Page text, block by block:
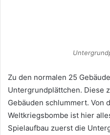
Zu den normalen 25
Untergrundplättchen. Diese
Gebäuden schlummert. Von
Weltkriegsbombe ist hier
Spielaufbau zuerst die